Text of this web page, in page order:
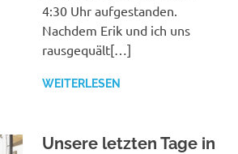
4:30 Uhr aufgestanden.
Nachdem Erik und ich uns
rausgequält[…]
WEITERLESEN
Unsere letzten Tage in